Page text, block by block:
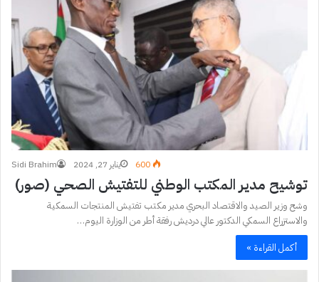
Sidi Brahim يناير 27, 2024
توشيح مدير المكتب الوطني للتفتيش الصحي (صور)
وشح وزير الصيد والاقتصاد البحري مدير مكتب تفتيش المنتجات السمكية
والاستزراع السمكي الدكتور عالي درديش رفقة أطر من الوزارة اليوم…
أكمل القراءة »